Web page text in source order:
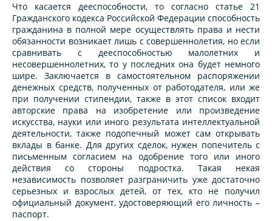
Что касается дееспособности, то согласно статье 21
Гражданского кодекса Российской Федерации способность
гражданина в полной мере осуществлять права и нести
обязанности возникает лишь с совершеннолетия, но если
сравнивать с дееспособностью малолетних и
несовершеннолетних, то у последних она будет немного
шире. Заключается в самостоятельном распоряжении
денежных средств, полученных от работодателя, или же
при получении стипендии, также в этот список входит
авторские права на изобретение или произведение
искусства, науки или иного результата интеллектуальной
деятельности, также подопечный может сам открывать
вклады в банке. Для других сделок, нужен попечитель с
письменным согласием на одобрение того или иного
действия со стороны подростка. Такая некая
независимость позволяет разграничить уже достаточно
серьезных и взрослых детей, от тех, кто не получил
официальный документ, удостоверяющий его личность –
паспорт.